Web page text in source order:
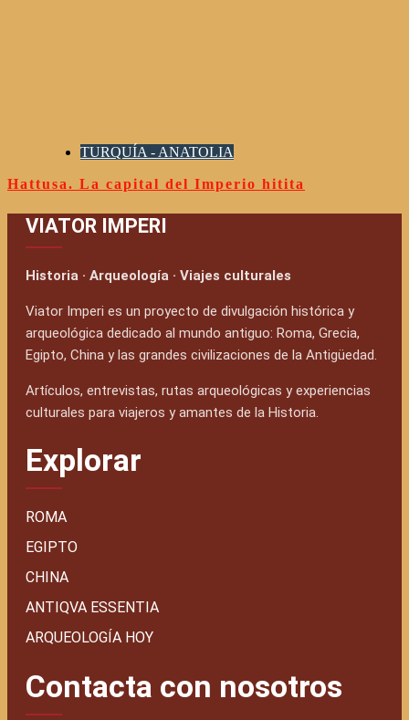
TURQUÍA - ANATOLIA
Hattusa. La capital del Imperio hitita
VIATOR IMPERI
Historia · Arqueología · Viajes culturales
Viator Imperi es un proyecto de divulgación histórica y
arqueológica dedicado al mundo antiguo: Roma, Grecia,
Egipto, China y las grandes civilizaciones de la Antigüedad.
Artículos, entrevistas, rutas arqueológicas y experiencias
culturales para viajeros y amantes de la Historia.
Explorar
ROMA
EGIPTO
CHINA
ANTIQVA ESSENTIA
ARQUEOLOGÍA HOY
Contacta con nosotros